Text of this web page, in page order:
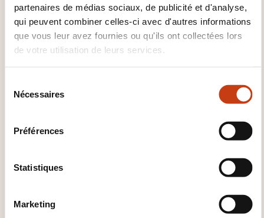
partenaires de médias sociaux, de publicité et d'analyse,
qui peuvent combiner celles-ci avec d'autres informations
que vous leur avez fournies ou qu'ils ont collectées lors
de votre utilisation de leurs services.
Nécessaires
Préférences
Statistiques
Marketing
Dawan - Service commercial
commercial@dawan.fr
+33 (0)9 72 37 73 73
formation: DAWAN
VOUS INTÉRESSER